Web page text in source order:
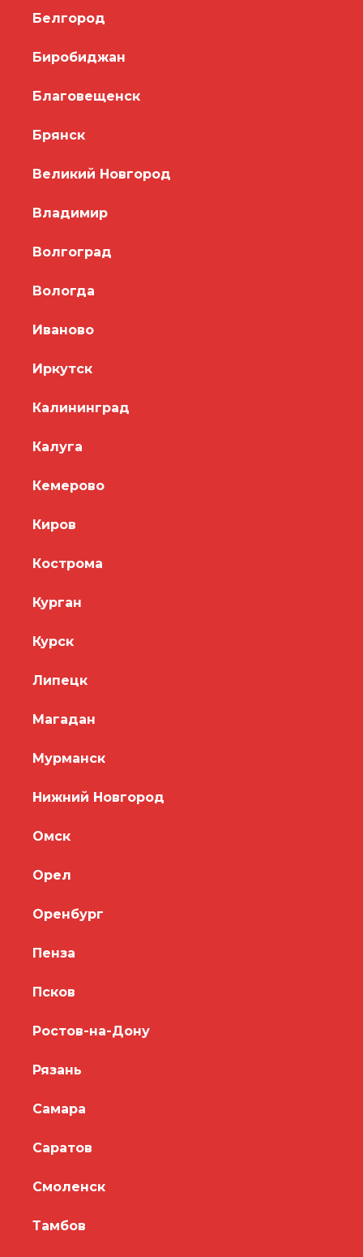
Белгород
Биробиджан
Благовещенск
Брянск
Великий Новгород
Владимир
Волгоград
Вологда
Иваново
Иркутск
Калининград
Калуга
Кемерово
Киров
Кострома
Курган
Курск
Липецк
Магадан
Мурманск
Нижний Новгород
Омск
Орел
Оренбург
Пенза
Псков
Ростов-на-Дону
Рязань
Самара
Саратов
Смоленск
Тамбов